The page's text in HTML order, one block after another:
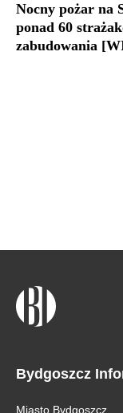
Nocny pożar na
ponad 60
zabudowania
Bydgoszcz
Miasto Bydgoszcz